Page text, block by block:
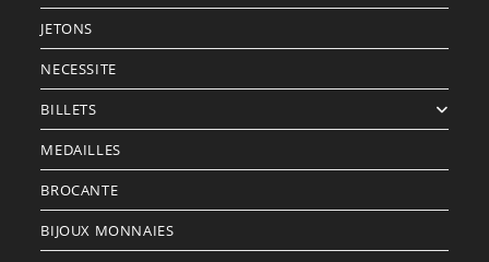
JETONS
NECESSITE
BILLETS
MEDAILLES
BROCANTE
BIJOUX MONNAIES